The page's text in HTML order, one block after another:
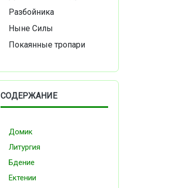
Разбойника
Ныне Силы
Покаянные тропари
СОДЕРЖАНИЕ
Домик
Литургия
Бдение
Ектении